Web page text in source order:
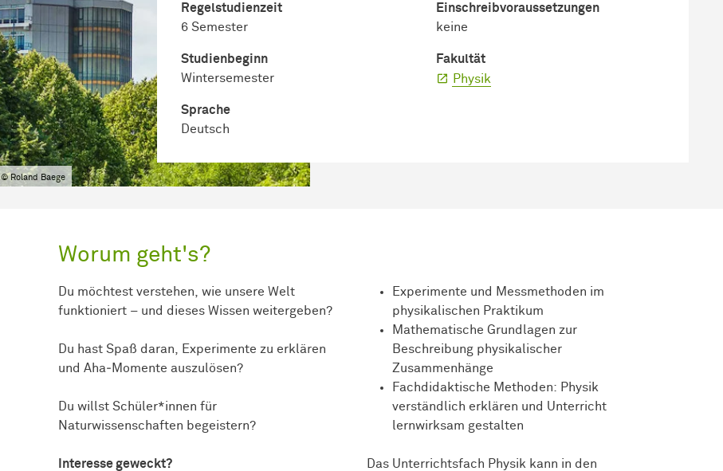
Regel­studienzeit
6 Semester
Studienbeginn
Wintersemester
Sprache
Deutsch
Einschreib­voraussetzungen
keine
Fakultät
Physik
© Roland Baege
Worum geht's?
Du möchtest verstehen, wie unsere Welt
funktioniert – und dieses Wissen weitergeben?
Du hast Spaß daran, Experimente zu erklären
und Aha‑Momente auszulösen?
Du willst Schüler*innen für
Naturwissenschaften begeistern?
Interesse geweckt?
Experimente und Messmethoden im
physikalischen Praktikum
Mathematische Grundlagen zur
Beschreibung physikalischer
Zusammenhänge
Fachdidaktische Methoden: Physik
verständlich erklären und Unterricht
lernwirksam gestalten
Das Unterrichtsfach Physik kann in den